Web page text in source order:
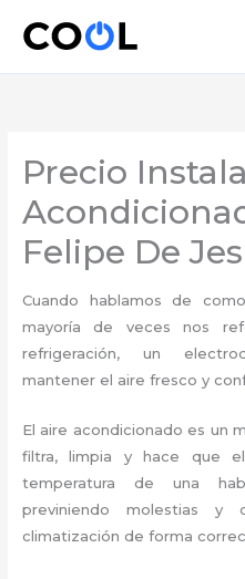
Precio
Felipe De
Cuando hablamos de
mayoría de veces nos
refrigeración, un
mantener el aire fresco y
El aire acondicionado es un
filtra, limpia y hace que
temperatura de una
previniendo molestias y
climatización de forma